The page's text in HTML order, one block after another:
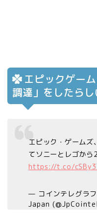
エピックゲー
調達」をしたらし
エピック・ゲームズ
てソニーとレゴから
https://t.co/
— コインテレグラ
Japan